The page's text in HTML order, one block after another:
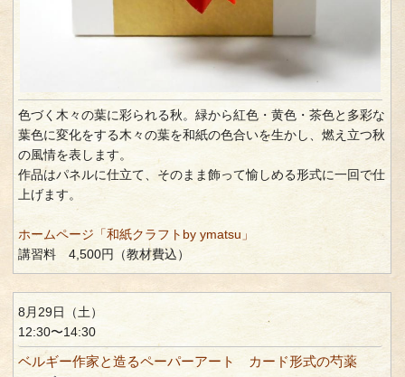
色づく木々の葉に彩られる秋。緑から紅色・黄色・茶色と多彩な
葉色に変化をする木々の葉を和紙の色合いを生かし、燃え立つ秋
の風情を表します。
作品はパネルに仕立て、そのまま飾って愉しめる形式に一回で仕
上げます。
ホームページ「和紙クラフトby ymatsu」
講習料 4,500円（教材費込）
8月29日（土）
12:30〜14:30
ベルギー作家と造るペーパーアート カード形式の芍薬